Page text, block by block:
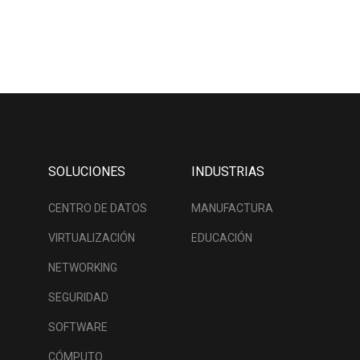
SOLUCIONES
CENTRO DE DATOS
VIRTUALIZACIÓN
NETWORKING
SEGURIDAD
SOFTWARE
CÓMPUTO
INDUSTRIAS
MANUFACTURA
EDUCACIÓN